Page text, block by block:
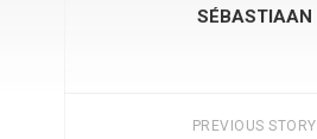
SÉBASTIAAN
PREVIOUS STORY